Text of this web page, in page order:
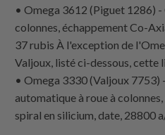
• Omega 3612 (Piguet 1286) -
colonnes, échappement Co-
37 rubis À l'exception de
Valjoux, listé ci-dessous,
• Omega 3330 (Valjoux 7753)
automatique à roue à
spiral en silicium, date, 28800